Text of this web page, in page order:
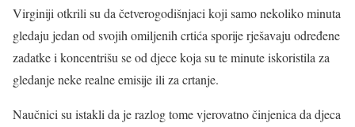
Virginiji otkrili su da četverogodišnjaci koji samo nekoliko minuta
gledaju jedan od svojih omiljenih crtića sporije rješavaju određene
zadatke i koncentrišu se od djece koja su te minute iskoristila za
gledanje neke realne emisije ili za crtanje.
Naučnici su istakli da je razlog tome vjerovatno činjenica da djeca